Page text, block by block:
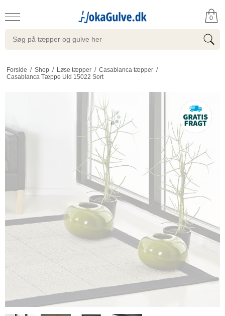
0
Forside / Shop / Løse tæpper / Casablanca tæpper /
Casablanca Tæppe Uld 15022 Sort